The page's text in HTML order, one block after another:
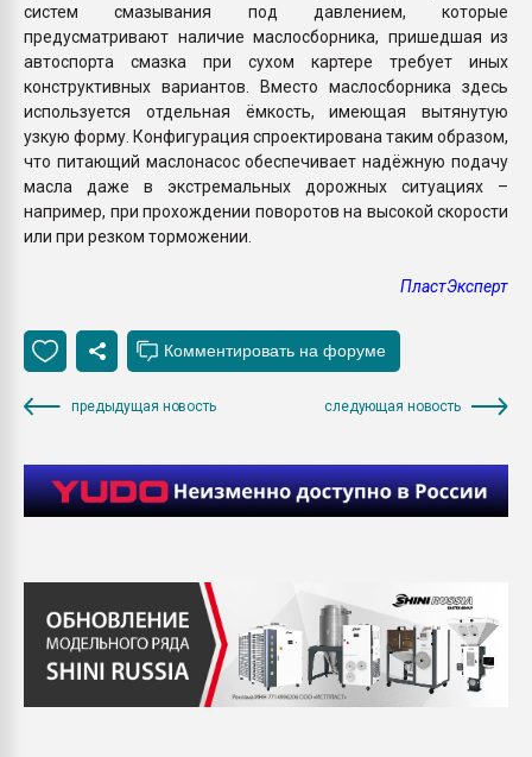
систем смазывания под давлением, которые
предусматривают наличие маслосборника, пришедшая из
автоспорта смазка при сухом картере требует иных
конструктивных вариантов. Вместо маслосборника здесь
используется отдельная ёмкость, имеющая вытянутую
узкую форму. Конфигурация спроектирована таким образом,
что питающий маслонасос обеспечивает надёжную подачу
масла даже в экстремальных дорожных ситуациях –
например, при прохождении поворотов на высокой скорости
или при резком торможении.
ПластЭксперт
предыдущая новость следующая новость